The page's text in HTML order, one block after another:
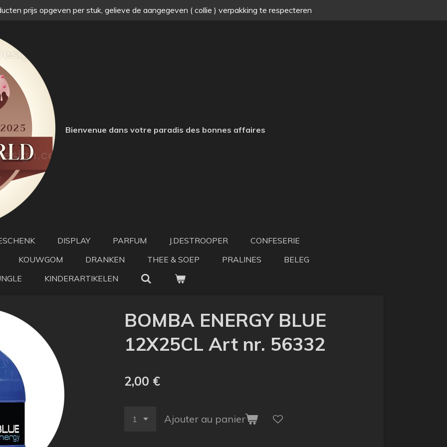
prijs opgeven per stuk, gelieve de aangegeven ( collie ) verpakking te respecteren
Bienvenue dans votre paradis des bonnes affaires
DISPLAY PARFUM J.DESTROOPER
CONFESERIE
KOUWGOM DRANKEN THEE & SOEP PRALINES
BELEG
KINDERARTIKELEN
BOMBA ENERGY BLUE
12X25CL Art nr. 56332
2,00 €
Ajouter au panier